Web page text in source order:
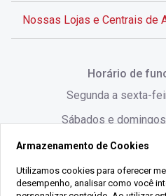
Nossas Lojas e Centrais de
SC
(48) 3220-1045
Horário de
Segunda a sexta-
Sábados e
Armazenamento de Cookies
Utilizamos cookies para oferecer
desempenho, analisar como você